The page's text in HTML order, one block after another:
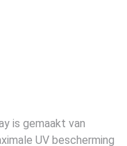
is gemaakt van
UV bescherming